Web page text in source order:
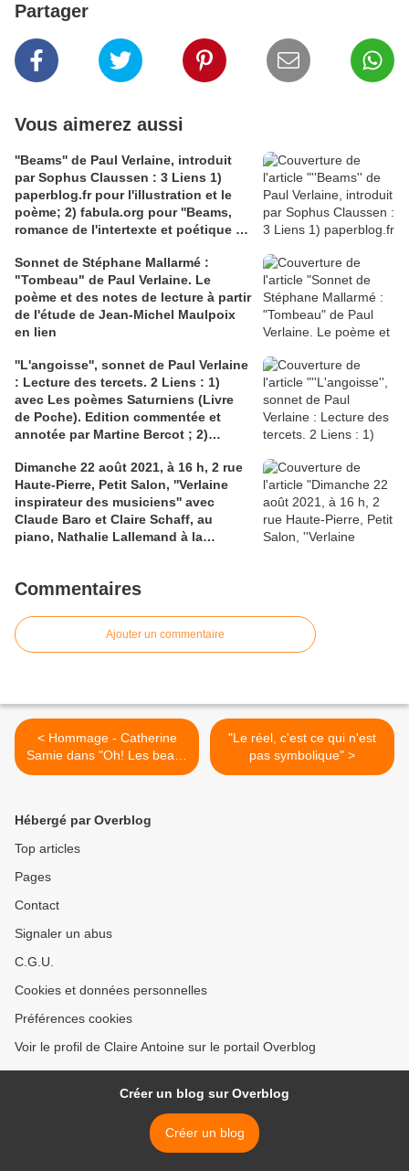
Partager
Vous aimerez aussi
''Beams'' de Paul Verlaine, introduit
par Sophus Claussen : 3 Liens 1)
paperblog.fr pour l'illustration et le
poème; 2) fabula.org pour ''Beams,
romance de l'intertexte et poétique du
Pascal Maillard; 3) persée.fr article de
Jean-Louis Cabanés
Sonnet de Stéphane Mallarmé :
"Tombeau" de Paul Verlaine. Le
poème et des notes de lecture à partir
de l'étude de Jean-Michel Maulpoix
en lien
''L'angoisse'', sonnet de Paul Verlaine
: Lecture des tercets. 2 Liens : 1)
avec Les poèmes Saturniens (Livre
de Poche). Edition commentée et
annotée par Martine Bercot ; 2)
Dimanche 22 août 2021, à 16 h, 2 rue
Haute-Pierre, Petit Salon, ''Verlaine
inspirateur des musiciens'' avec
Claude Baro et Claire Schaff, au
piano, Nathalie Lallemand à la
Appel, Maïté Petit et Bérangère
Commentaires
Ajouter un commentaire
< Hommage - Catherine
Samie dans "Oh! Les beaux
jours" de Samuel Beckett
puis Oh ! Les Beaux Jours
à La F.O.L. de Metz, en
Petite Pierre'', en 2019 de
Tomasino, Claire Antoine et
"Le réel, c'est ce qui n'est
pas symbolique" >
Hébergé par Overblog
Top articles
Pages
Contact
Signaler un abus
C.G.U.
Cookies et données personnelles
Préférences cookies
Voir le profil de Claire Antoine sur le portail Overblog
Créer un blog sur Overblog
Créer un blog